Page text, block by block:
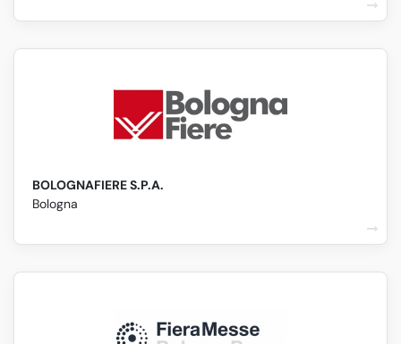
BOLOGNAFIERE S.P.A.
Bologna